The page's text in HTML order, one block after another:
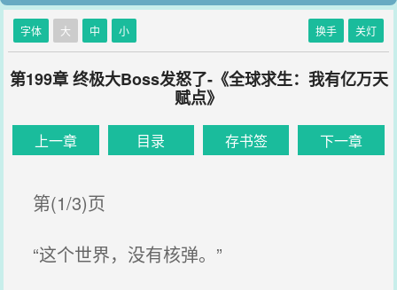
字体 大 中 小 换手 关灯
第199章 终极大Boss发怒了-《全球求生：我有亿万天
赋点》
上一章 目录 存书签 下一章
第(1/3)页
“这个世界，没有核弹。”